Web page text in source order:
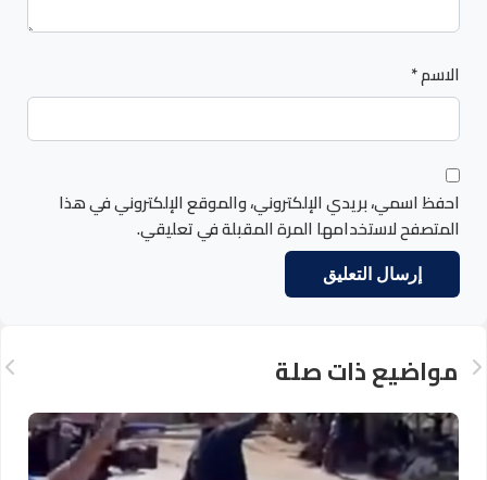
الاسم*
احفظ اسمي، بريدي الإلكتروني، والموقع الإلكتروني في هذا
المتصفح لاستخدامها المرة المقبلة في تعليقي.
مواضيع ذات صلة